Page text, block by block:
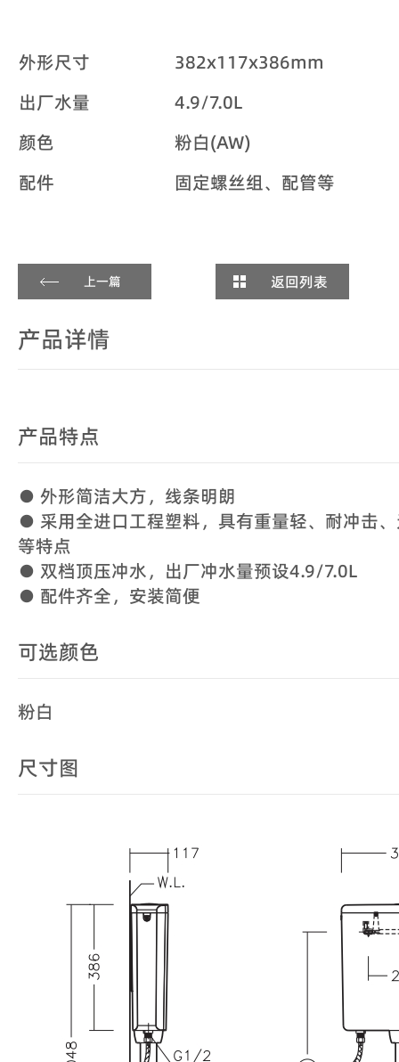
外形尺寸
382x117x386mm
出厂水量
4.9/7.0L
颜色
粉白(AW)
配件
固定螺丝组、配管等
上一篇 返回列表
产品详情
产品特点
● 外形简洁大方，线条明朗
● 采用全进口工程塑料，具有重量轻、耐冲击
等特点
● 双档顶压冲水，出厂冲水量预设4.9/7.0L
● 配件齐全，安装简便
可选颜色
粉白
尺寸图